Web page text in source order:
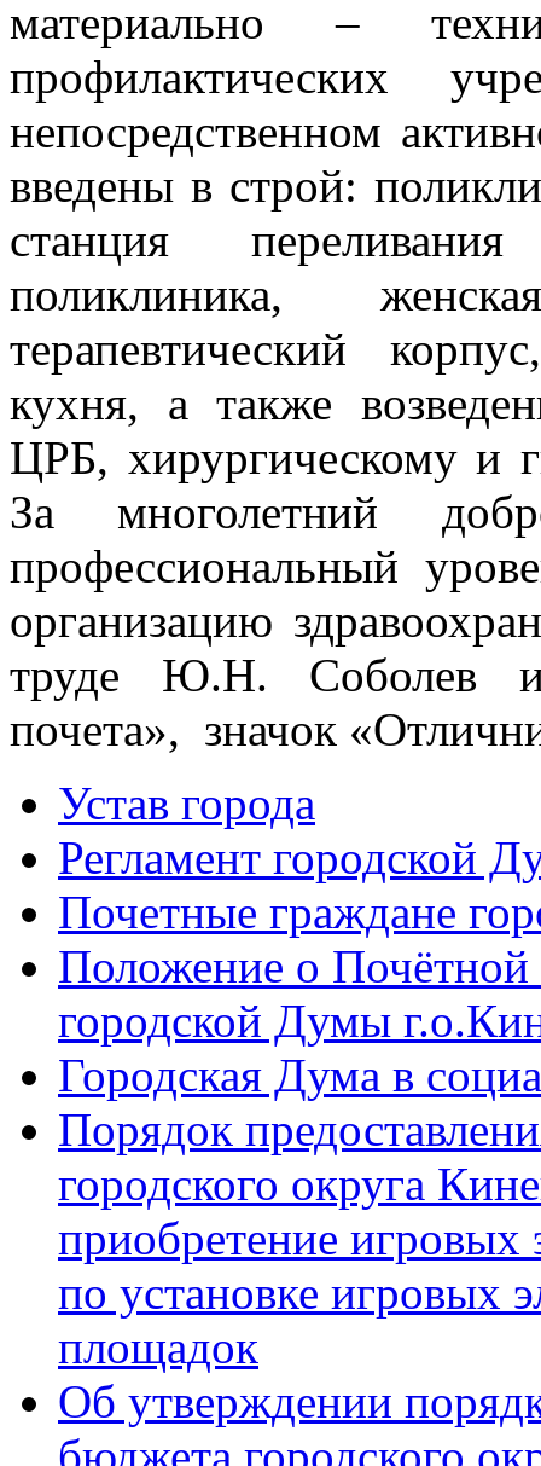
материально –
профилактических
непосредственном
введены в строй:
станция
поликлиника,
терапевтический
кухня, а также
ЦРБ, хирургическому и
За многолетний
профессиональный
организацию
труде Ю.Н. Соболев
почета», значок
Устав города
Регламент городской
Почетные граждане
Положение о Почётной
городской Думы
Городская Дума в
Порядок
городского округа
приобретение игровых
по установке игровых
площадок
Об утверждении
бюджета городского